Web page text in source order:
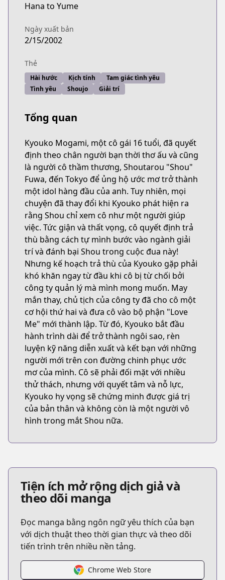
Hana to Yume
Ngày xuất bản
2/15/2002
Thẻ
Hài hước Kịch tính
Tam giác tình yêu
Tình yêu
Shoujo Giải trí
Tổng quan
Kyouko Mogami, một cô gái 16 tuổi, đã quyết
định theo chân người bạn thời thơ ấu và cũng
là người cô thầm thương, Shoutarou "Shou"
Fuwa, đến Tokyo để ủng hộ ước mơ trở thành
một idol hàng đầu của anh. Tuy nhiên, mọi
chuyện đã thay đổi khi Kyouko phát hiện ra
rằng Shou chỉ xem cô như một người giúp
việc. Tức giận và thất vọng, cô quyết định trả
thù bằng cách tự mình bước vào ngành giải
trí và đánh bại Shou trong cuộc đua này!
Nhưng kế hoạch trả thù của Kyouko gặp phải
khó khăn ngay từ đầu khi cô bị từ chối bởi
công ty quản lý mà mình mong muốn. May
mắn thay, chủ tịch của công ty đã cho cô một
cơ hội thứ hai và đưa cô vào bộ phận "Love
Me" mới thành lập. Từ đó, Kyouko bắt đầu
hành trình dài để trở thành ngôi sao, rèn
luyện kỹ năng diễn xuất và kết bạn với những
người mới trên con đường chinh phục ước
mơ của mình. Cô sẽ phải đối mặt với nhiều
thử thách, nhưng với quyết tâm và nỗ lực,
Kyouko hy vọng sẽ chứng minh được giá trị
của bản thân và không còn là một người vô
hình trong mắt Shou nữa.
Tiện ích mở rộng dịch giả và
theo dõi manga
Đọc manga bằng ngôn ngữ yêu thích của bạn
với dịch thuật theo thời gian thực và theo dõi
tiến trình trên nhiều nền tảng.
Chrome Web Store